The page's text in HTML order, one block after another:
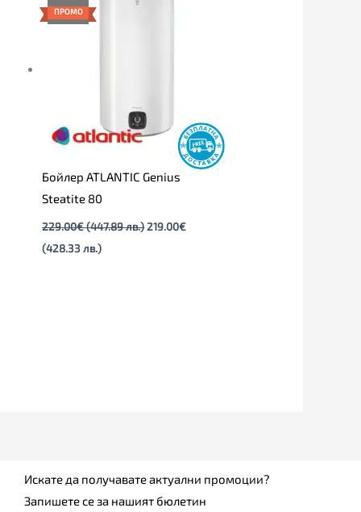
ПРОМО
Бойлер ATLANTIC Genius
Steatite 80
229.00€(447.89 лв.)219.00€
(428.33 лв.)
Искате да получавате актуални промоции?
Запишете се за нашият бюлетин